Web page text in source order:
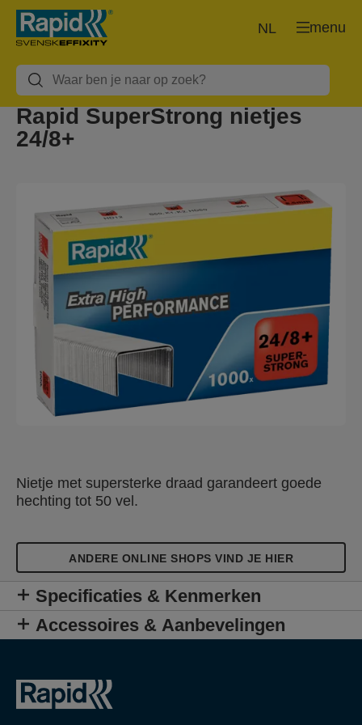
menu
NL
Rapid SuperStrong nietjes
24/8+
Nietje met supersterke draad garandeert goede
hechting tot 50 vel.
ANDERE ONLINE SHOPS VIND JE HIER
Specificaties & Kenmerken
Accessoires & Aanbevelingen